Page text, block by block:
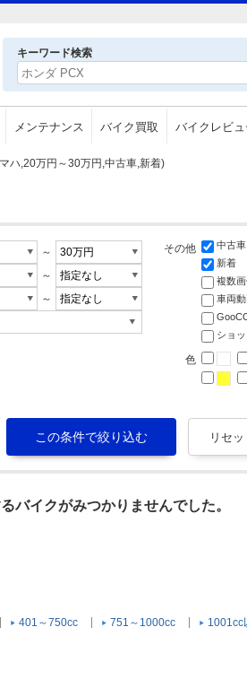
キーワード検索
メンテナンス バイク買取 バイクレビュ
ハ,20万円～30万円,中古車,新着)
～
～
～
その他 中古車
新着
複数画
車両
ショ
色
バイクがみつかりませんでした。
401～750cc 751～1000cc 1001cc